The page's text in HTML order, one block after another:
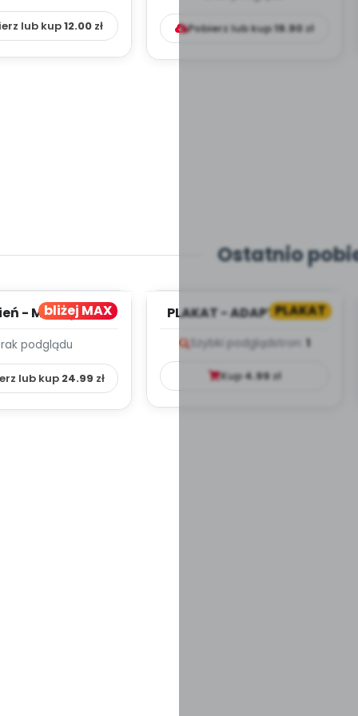
lub kup12.00zł Pobierz lub kup19.90 zł
Ostatnio
bliżej MAX
- MIESIĘCZNY
–
podglądu
lub kup 24.99 zł
PLAKAT
PLAKAT - ADAPTACJA -
Szybki podgląd stron: 1
Kup4.99zł